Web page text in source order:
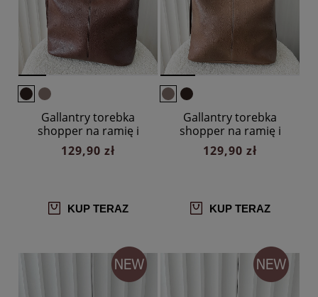
Gallantry torebka
shopper na ramię i
listonoszka 2w1
czekoladowa
129,90 zł
KUP TERAZ
Gallantry torebka
shopper na ramię i
listonoszka 2w1 taupe
129,90 zł
KUP TERAZ